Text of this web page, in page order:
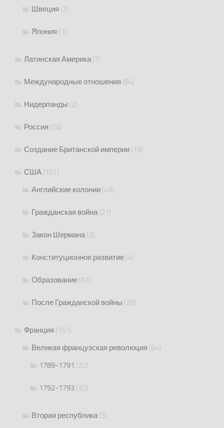
Швеция (2)
Япония (1)
Латинская Америка(7)
Международные отношения (84)
Нидерланды (2)
Россия (26)
Создание Британской империи (15)
США (151)
Английские колонии (43)
Гражданская война(21)
Закон Шермана(3)
Конституционное развитие (4)
Образование (51)
После Гражданской войны (29)
Франция (151)
Великая французская революция (64)
1789-1791 (32)
1792-1793 (32)
Вторая республика(3)